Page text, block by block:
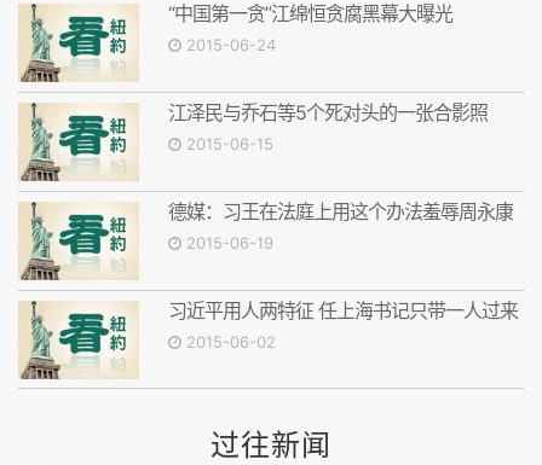
“中国第一贪”江绵恒贪腐黑幕大曝光
2015-06-24
江泽民与乔石等5个死对头的一张合影照
2015-06-15
德媒：习王在法庭上用这个办法羞辱周永康
2015-06-19
习近平用人两特征 任上海书记只带一人过来
2015-06-02
过往新闻